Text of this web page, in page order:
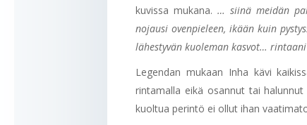
kuvissa mukana.… siinä meidän
nojausi ovenpieleen, ikään kuin
lähestyvän kuoleman kasvot…
Legendan mukaan Inha kävi
rintamalla eikä osannut tai
kuoltua perintö ei ollut ihan